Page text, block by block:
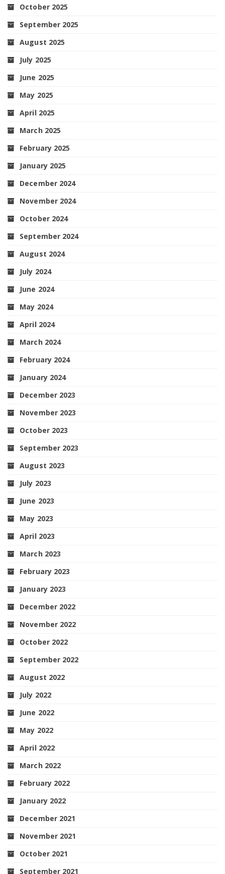
October 2025
September 2025
August 2025
July 2025
June 2025
May 2025
April 2025
March 2025
February 2025
January 2025
December 2024
November 2024
October 2024
September 2024
August 2024
July 2024
June 2024
May 2024
April 2024
March 2024
February 2024
January 2024
December 2023
November 2023
October 2023
September 2023
August 2023
July 2023
June 2023
May 2023
April 2023
March 2023
February 2023
January 2023
December 2022
November 2022
October 2022
September 2022
August 2022
July 2022
June 2022
May 2022
April 2022
March 2022
February 2022
January 2022
December 2021
November 2021
October 2021
September 2021